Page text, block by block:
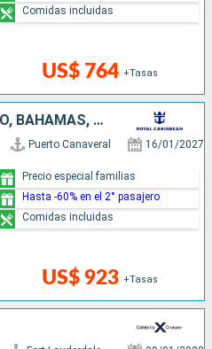
US$ 764 +Tasas
Comidas incluidas
SAN MARTÍN, PUERTO RICO, BAHAMAS, ESTADOS UNIDOS
Puerto Canaveral 16/01/2027
US$ 923 +Tasas
Precio especial familias
Hasta -60% en el 2° pasajero
Comidas incluidas